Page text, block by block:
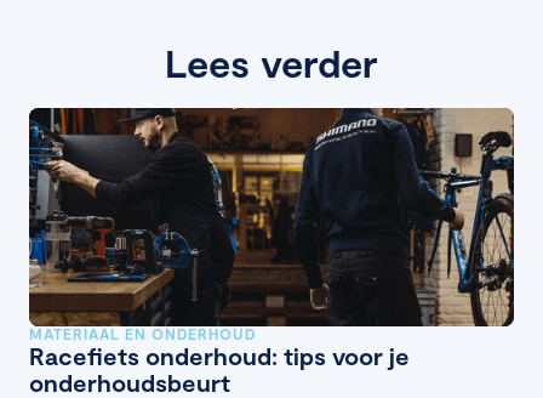
Lees verder
MATERIAAL EN ONDERHOUD
Racefiets onderhoud: tips voor je
onderhoudsbeurt